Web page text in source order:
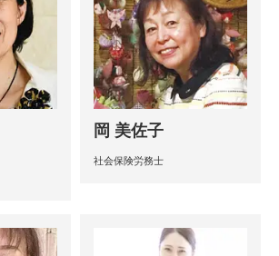
岡 美佐子
社会保険労務士